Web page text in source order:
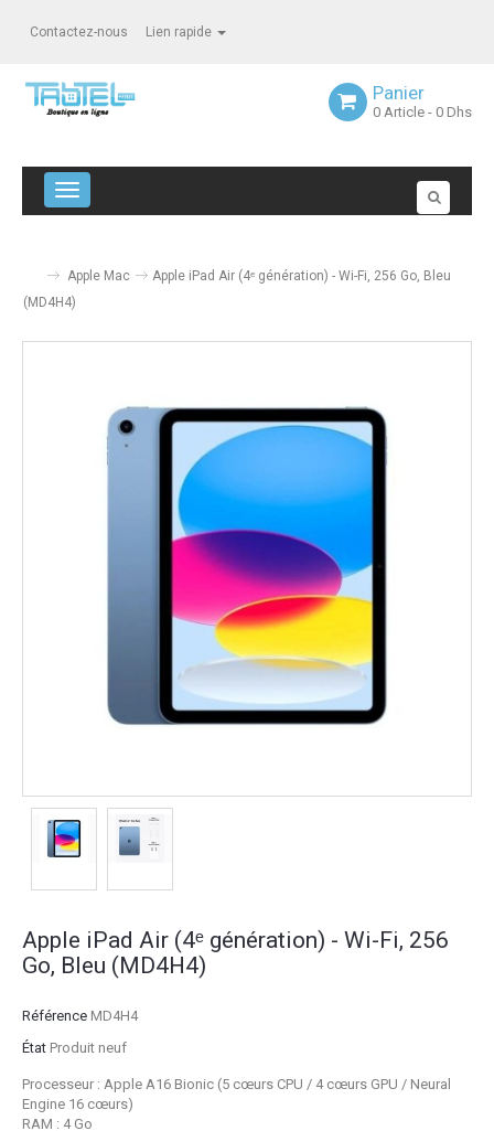
Contactez-nous Lien rapide
Panier
0 Article - 0 Dhs
Navigation bascule
Apple Mac
Apple iPad Air (4ᵉ génération) - Wi-Fi, 256 Go, Bleu
(MD4H4)
Apple iPad Air (4ᵉ génération) - Wi-Fi, 256
Go, Bleu (MD4H4)
Référence MD4H4
État Produit neuf
Processeur : Apple A16 Bionic (5 cœurs CPU / 4 cœurs GPU / Neural
Engine 16 cœurs)
RAM : 4 Go